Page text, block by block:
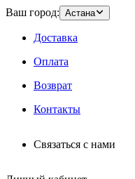
Ваш город: Астана
Доставка
Оплата
Возврат
Контакты
Связаться с нами